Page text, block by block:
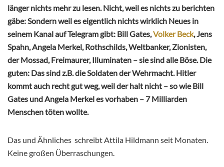
länger nichts mehr zu lesen. Nicht, weil es nichts zu berichten
gäbe: Sondern weil es eigentlich nichts wirklich Neues in
seinem Kanal auf Telegram gibt: Bill Gates,Volker Beck, Jens
Spahn, Angela Merkel, Rothschilds, Weltbanker, Zionisten,
der Mossad, Freimaurer, Illuminaten – sie sind alle Böse. Die
guten: Das sind z.B. die Soldaten der Wehrmacht. Hitler
kommt auch recht gut weg, weil der halt nicht – so wie Bill
Gates und Angela Merkel es vorhaben – 7 Milliarden
Menschen töten wollte.
Das und Ähnliches schreibt Attila Hildmann seit Monaten.
Keine großen Überraschungen.